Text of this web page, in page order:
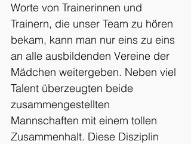
Worte von Trainerinnen und
Trainern, die unser Team zu hören
bekam, kann man nur eins zu eins
an alle ausbildenden Vereine der
Mädchen weitergeben. Neben viel
Talent überzeugten beide
zusammengestellten
Mannschaften mit einem tollen
Zusammenhalt. Diese Disziplin